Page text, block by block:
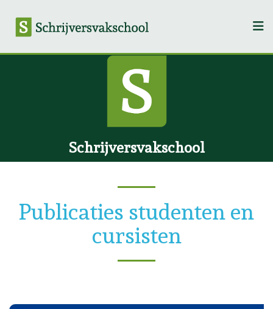
Schrijversvakschool
Publicaties studenten en
cursisten